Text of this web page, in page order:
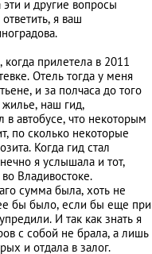
и другие вопросы
я ваш
прилетела в 2011
Отель тогда у меня
и за полчаса до того
наш гид,
автобусе, что некоторым
по сколько некоторые
Когда гид стал
я услышала и тот,
Владивостоке.
сумма была, хоть не
бы было, если бы еще при
И так как знать я
с собой не брала, а лишь
и отдала в залог.